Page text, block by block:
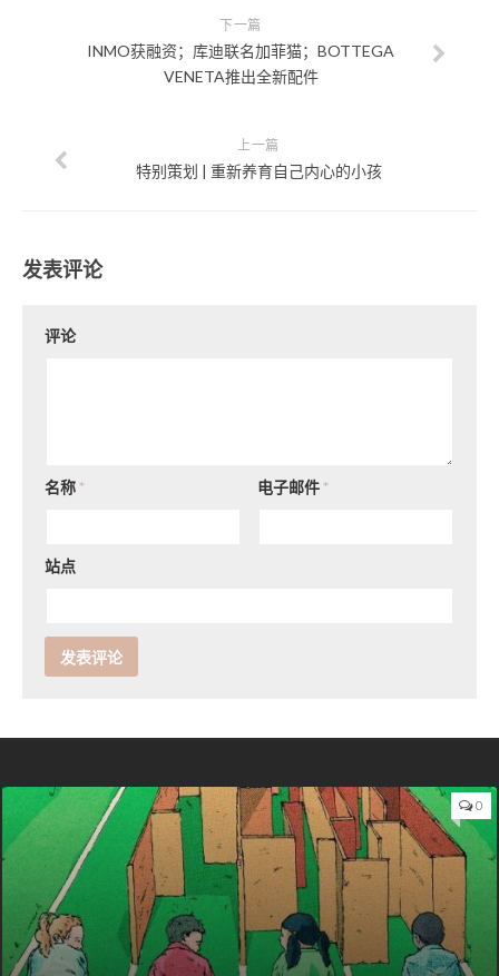
下一篇
INMO获融资；库迪联名加菲猫；BOTTEGA
VENETA推出全新配件
上一篇
特别策划 | 重新养育自己内心的小孩
发表评论
评论
名称* 电子邮件*
站点
0